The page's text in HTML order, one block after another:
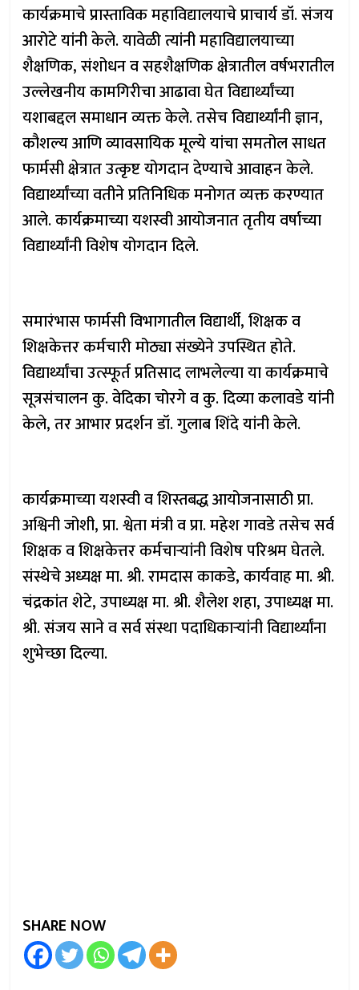
कार्यक्रमाचे प्रास्ताविक महाविद्यालयाचे प्राचार्य डॉ. संजय
आरोटे यांनी केले. यावेळी त्यांनी महाविद्यालयाच्या
शैक्षणिक, संशोधन व सहशैक्षणिक क्षेत्रातील वर्षभरातील
उल्लेखनीय कामगिरीचा आढावा घेत विद्यार्थ्यांच्या
यशाबद्दल समाधान व्यक्त केले. तसेच विद्यार्थ्यांनी ज्ञान,
कौशल्य आणि व्यावसायिक मूल्ये यांचा समतोल साधत
फार्मसी क्षेत्रात उत्कृष्ट योगदान देण्याचे आवाहन केले.
विद्यार्थ्यांच्या वतीने प्रतिनिधिक मनोगत व्यक्त करण्यात
आले. कार्यक्रमाच्या यशस्वी आयोजनात तृतीय वर्षाच्या
विद्यार्थ्यांनी विशेष योगदान दिले.
समारंभास फार्मसी विभागातील विद्यार्थी, शिक्षक व
शिक्षकेत्तर कर्मचारी मोठ्या संख्येने उपस्थित होते.
विद्यार्थ्यांचा उत्स्फूर्त प्रतिसाद लाभलेल्या या कार्यक्रमाचे
सूत्रसंचालन कु. वेदिका चोरगे व कु. दिव्या कलावडे यांनी
केले, तर आभार प्रदर्शन डॉ. गुलाब शिंदे यांनी केले.
कार्यक्रमाच्या यशस्वी व शिस्तबद्ध आयोजनासाठी प्रा.
अश्विनी जोशी, प्रा. श्वेता मंत्री व प्रा. महेश गावडे तसेच सर्व
शिक्षक व शिक्षकेत्तर कर्मचाऱ्यांनी विशेष परिश्रम घेतले.
संस्थेचे अध्यक्ष मा. श्री. रामदास काकडे, कार्यवाह मा. श्री.
चंद्रकांत शेटे, उपाध्यक्ष मा. श्री. शैलेश शहा, उपाध्यक्ष मा.
श्री. संजय साने व सर्व संस्था पदाधिकाऱ्यांनी विद्यार्थ्यांना
शुभेच्छा दिल्या.
SHARE NOW